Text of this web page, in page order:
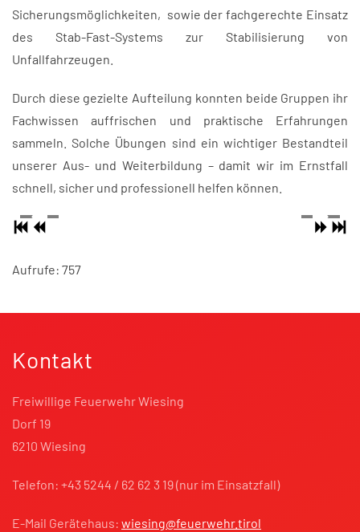
Sicherungsmöglichkeiten, sowie der fachgerechte Einsatz
des Stab-Fast-Systems zur Stabilisierung von
Unfallfahrzeugen.
Durch diese gezielte Aufteilung konnten beide Gruppen ihr
Fachwissen auffrischen und praktische Erfahrungen
sammeln. Solche Übungen sind ein wichtiger Bestandteil
unserer Aus- und Weiterbildung – damit wir im Ernstfall
schnell, sicher und professionell helfen können.
Aufrufe: 757
Kontakt
Freiwillige Feuerwehr Wiesing
Dorf 19
6210 Wiesing
Telefon: +43 5244 / 62 62 3 19 (nur im Einsatzfall)
E-Mail Gerätehaus: wiesing@feuerwehr.tirol